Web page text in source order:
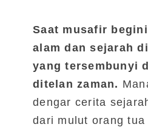
Saat musafir
alam dan sejarah
yang tersembunyi
ditelan zaman.
dengar cerita
dari mulut orang tua